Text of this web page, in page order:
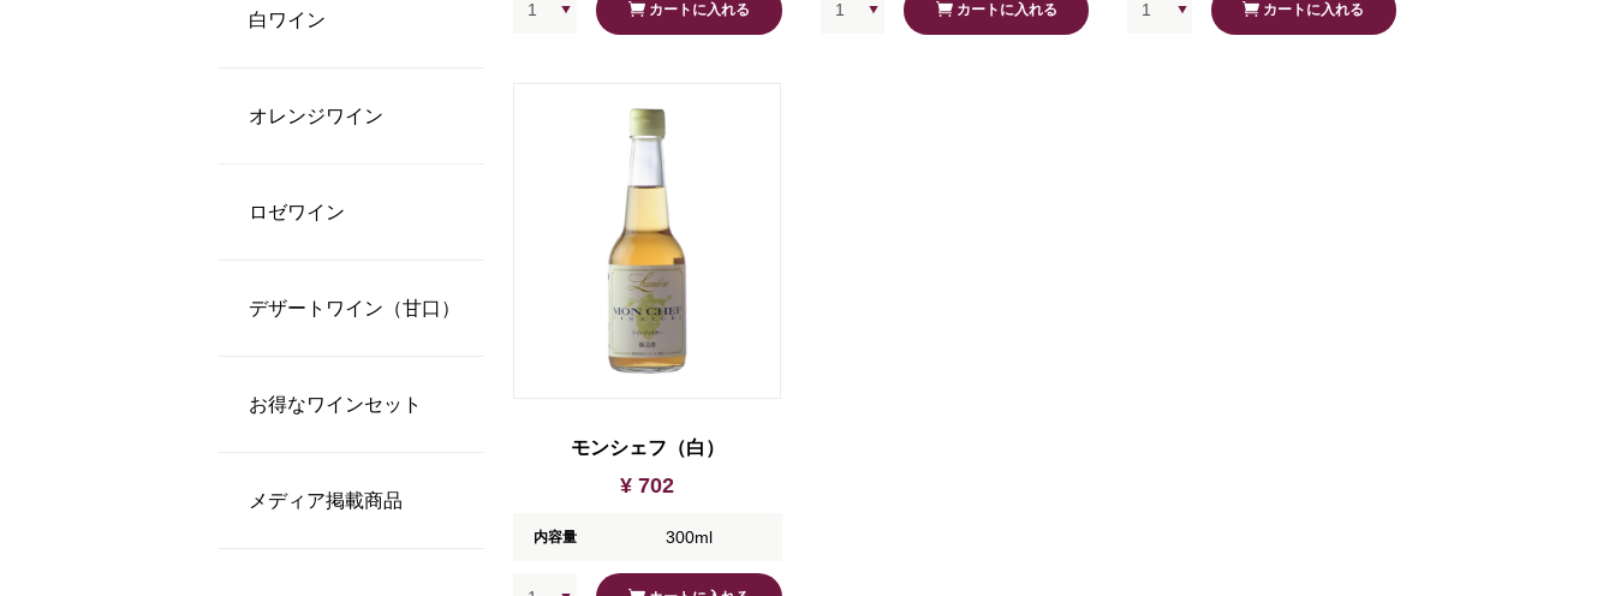
⽩ワイン
オレンジワイン
ロゼワイン
デザートワイン（甘口）
お得なワインセット
メディア掲載商品
カートに入れる カートに入れる カートに入れる
モンシェフ（白）
¥ 702
内容量 300ml